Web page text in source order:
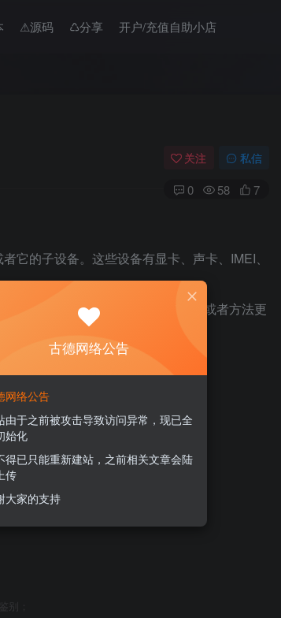
⚠︎源码 ♺分享 开户/充值自助小店
关注 私信
0 58 7
它的子设备。这些设备有显卡、声卡、IMEI、
效时或者其他原因时，采用对设备或者方法更
别；
古德网络公告
网络公告
由于之前被攻击导致访问异常，现已全
始化
得已只能重新建站，之前相关文章会陆
传
大家的支持